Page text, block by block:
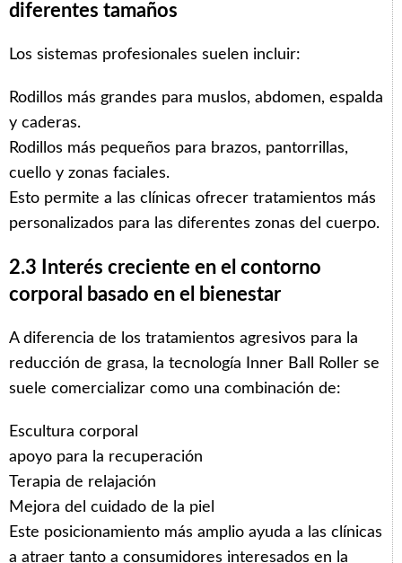
diferentes tamaños
Los sistemas profesionales suelen incluir:
Rodillos más grandes para muslos, abdomen, espalda
y caderas.
Rodillos más pequeños para brazos, pantorrillas,
cuello y zonas faciales.
Esto permite a las clínicas ofrecer tratamientos más
personalizados para las diferentes zonas del cuerpo.
2.3 Interés creciente en el contorno
corporal basado en el bienestar
A diferencia de los tratamientos agresivos para la
reducción de grasa, la tecnología Inner Ball Roller se
suele comercializar como una combinación de:
Escultura corporal
apoyo para la recuperación
Terapia de relajación
Mejora del cuidado de la piel
Este posicionamiento más amplio ayuda a las clínicas
a atraer tanto a consumidores interesados en la